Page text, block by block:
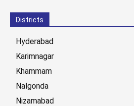
Districts
Hyderabad
Karimnagar
Khammam
Nalgonda
Nizamabad